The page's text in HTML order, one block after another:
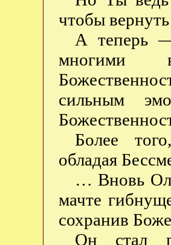
чтобы
А теперь
многими
сильным
Более
обладая
… Вновь
мачте
сохранив
Он стал